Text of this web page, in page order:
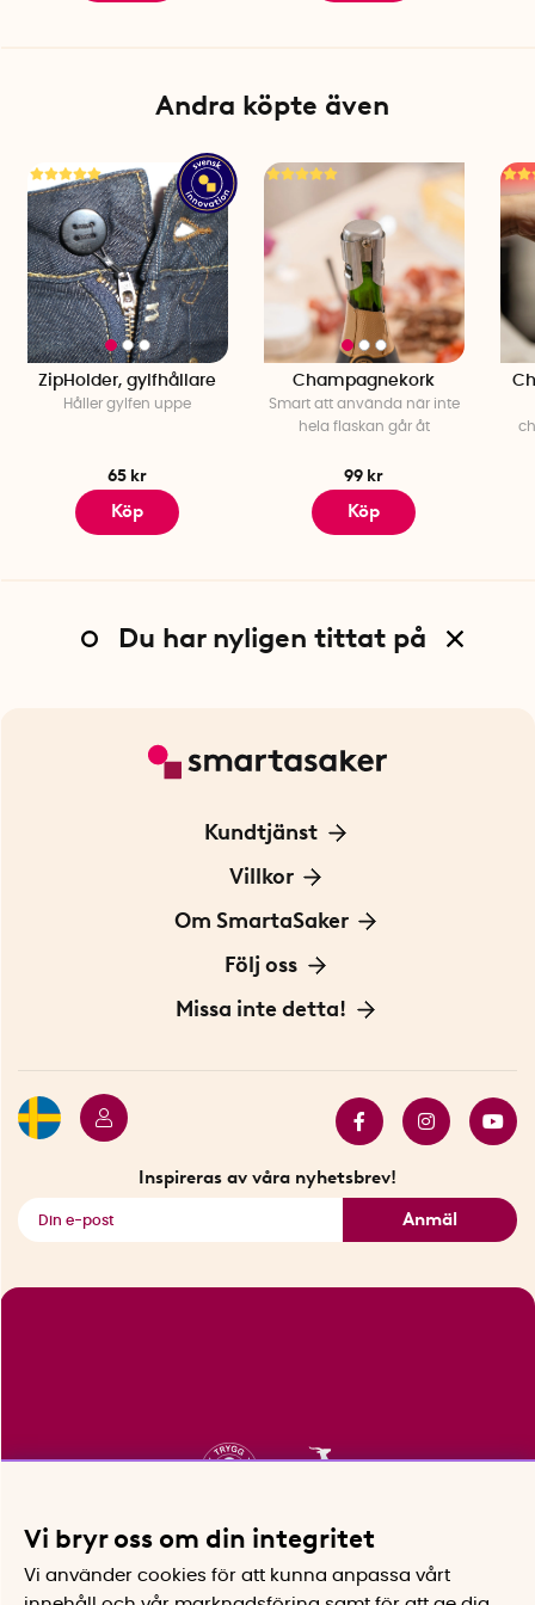
Andra köpte även
ZipHolder, gylfhållare
Håller gylfen uppe
65 kr
Köp
Champagnekork
Smart att använda när inte
hela flaskan går åt
99 kr
Köp
Du har nyligen tittat på
Kundtjänst
Kontakta oss
För Företag
Villkor
Frakt och leverans
Personuppgiftspolicy
Om SmartaSaker
Om oss
Vår historia
Följ oss
Blogg: Smarta tips
Missa inte detta!
Fyndhörnan
Inspireras av våra nyhetsbrev!
Anmäl
Vi bryr oss om din integritet
Vi använder cookies för att kunna anpassa vårt